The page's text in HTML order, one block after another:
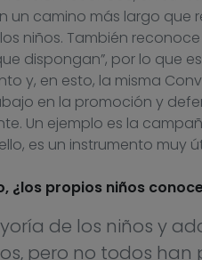
un camino más largo que
niños. También
dispongan”, por lo que
y, en esto, la misma
en la promoción y
Un ejemplo es la
es un instrumento muy
¿los propios niños
de los niños y
pero no todos